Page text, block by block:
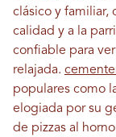
clásico y familiar,
calidad y a la
confiable para
relajada.
populares como
elogiada por su
de pizzas al